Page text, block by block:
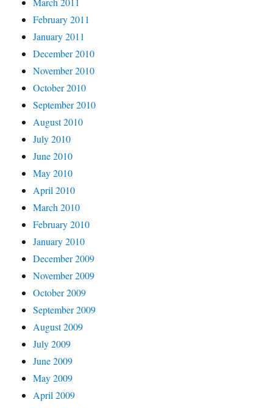
February 2011
January 2011
December 2010
November 2010
October 2010
September 2010
August 2010
July 2010
June 2010
May 2010
April 2010
March 2010
February 2010
January 2010
December 2009
November 2009
October 2009
September 2009
August 2009
July 2009
June 2009
May 2009
April 2009